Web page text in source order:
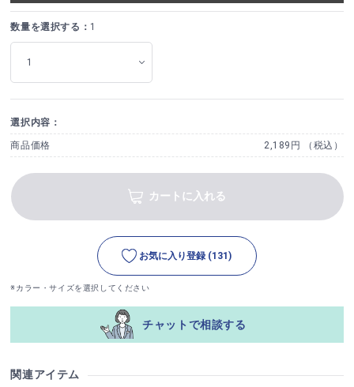
数量を選択する： 1
選択内容：
商品価格 2,189円 （税込）
カートに入れる
お気に入り登録 (131)
※カラー・サイズを選択してください
チャットで相談する
関連アイテム